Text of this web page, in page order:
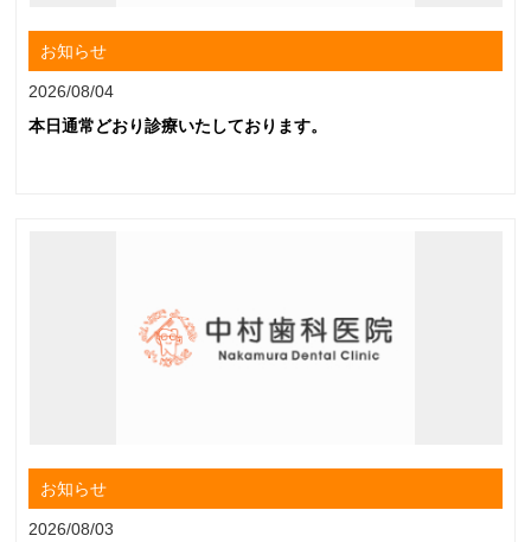
お知らせ
2026/08/04
本日通常どおり診療いたしております。
お知らせ
2026/08/03